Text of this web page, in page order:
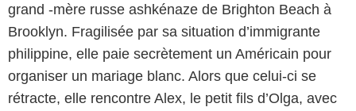
grand -mère russe ashkénaze de Brighton Beach à
Brooklyn. Fragilisée par sa situation d’immigrante
philippine, elle paie secrètement un Américain pour
organiser un mariage blanc. Alors que celui-ci se
rétracte, elle rencontre Alex, le petit fils d’Olga, avec